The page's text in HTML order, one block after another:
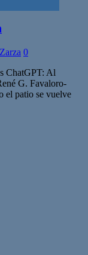
0
ChatGPT: Al
G. Favaloro-
el patio se vuelve